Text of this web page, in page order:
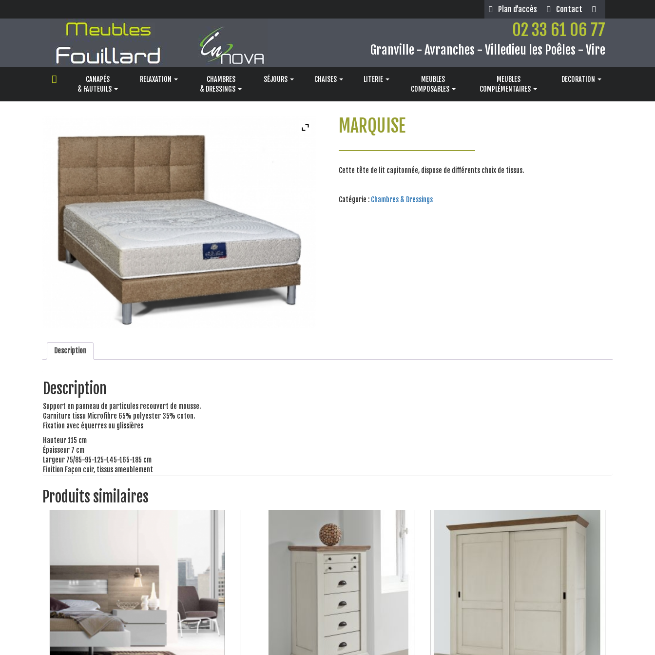
Plan d’accès Contact
02 33 61 06 77
Granville - Avranches - Villedieu les Poêles - Vire
CANAPÉS
& FAUTEUILS
RELAXATION
CHAMBRES
& DRESSINGS
SÉJOURS CHAISES LITERIE
MEUBLES
COMPOSABLES
MEUBLES
COMPLÉMENTAIRES
DECORATION
MARQUISE
Cette tête de lit capitonnée, dispose de différents choix de tissus.
Catégorie : Chambres & Dressings
Description
Description
Support en panneau de particules recouvert de mousse.
Garniture tissu Microfibre 65% polyester 35% coton.
Fixation avec équerres ou glissières
Hauteur115 cm
Épaisseur 7 cm
Largeur 75/85-95-125-145-165-185 cm
Finition Façon cuir, tissus ameublement
Produits similaires